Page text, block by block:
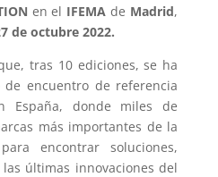
en el IFEMA de Madrid,
de octubre 2022.
tras 10 ediciones, se ha
encuentro de referencia
España, donde miles de
más importantes de la
encontrar soluciones,
últimas innovaciones del